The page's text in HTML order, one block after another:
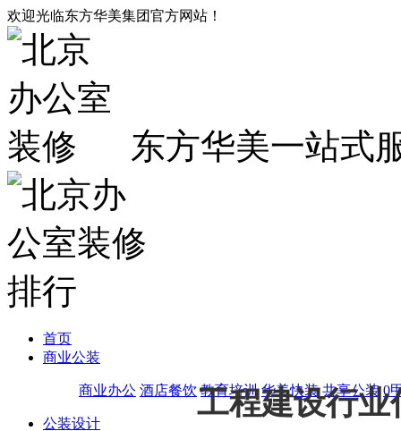
欢迎光临东方华美集团官方网站！
东方华美一站式
首页
商业公装
商业办公 酒店餐饮 教育培训 华美快装 共享公装 0
公装设计
工程建设行